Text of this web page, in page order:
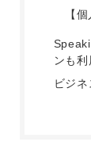
【
ンも利
ビジ